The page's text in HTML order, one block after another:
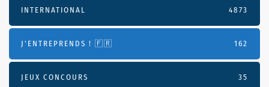
INTERNATIONAL 4873
J'ENTREPRENDS ! 🇫🇷 162
JEUX CONCOURS 35